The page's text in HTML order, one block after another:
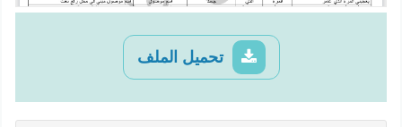
تحميل الملف